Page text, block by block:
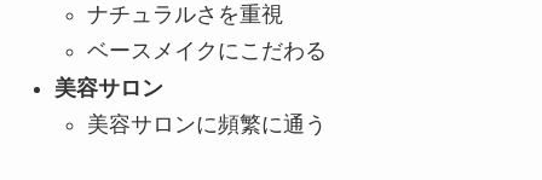
ナチュラルさを重視
ベースメイクにこだわる
美容サロン
美容サロンに頻繁に通う